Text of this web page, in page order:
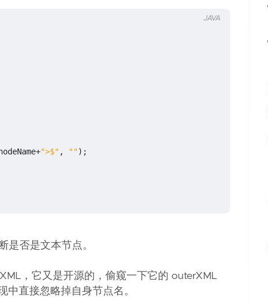
+">$" , "");
JAVA
是否是文本节点。
，它又是开源的，偷窥一下它的 outerXML
中直接忽略掉自身节点名。